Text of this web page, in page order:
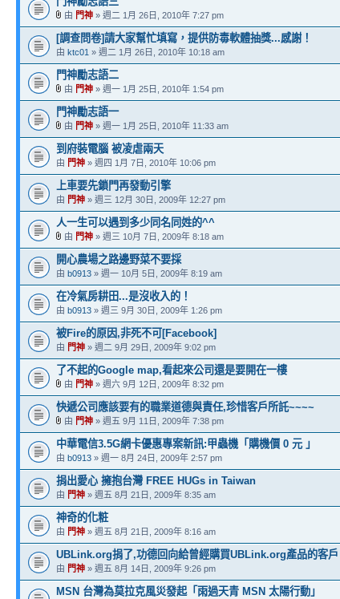
由 門神 » 週二 1月 26日, 2010年 7:27 pm
[調查問卷]請大家幫忙填寫，提供防毒軟體抽獎...感謝！
由 ktc01 » 週二 1月 26日, 2010年 10:18 am
門神勵志語二
由 門神 » 週一 1月 25日, 2010年 1:54 pm
門神勵志語一
由 門神 » 週一 1月 25日, 2010年 11:33 am
到府裝電腦 被凌虐兩天
由 門神 » 週四 1月 7日, 2010年 10:06 pm
上車要先鎖門再發動引擎
由 門神 » 週三 12月 30日, 2009年 12:27 pm
人一生可以遇到多少同名同姓的^^
由 門神 » 週三 10月 7日, 2009年 8:18 am
開心農場之路邊野菜不要採
由 b0913 » 週一 10月 5日, 2009年 8:19 am
在冷氣房耕田...是沒收入的！
由 b0913 » 週三 9月 30日, 2009年 1:26 pm
被Fire的原因,非死不可[Facebook]
由 門神 » 週二 9月 29日, 2009年 9:02 pm
了不起的Google map,看起來公司還是要開在一樓
由 門神 » 週六 9月 12日, 2009年 8:32 pm
快遞公司應該要有的職業道德與責任,珍惜客戶所託~~~~
由 門神 » 週五 9月 11日, 2009年 7:38 pm
中華電信3.5G網卡優惠專案新訊:甲蟲機「購機價 0 元 」
由 b0913 » 週一 8月 24日, 2009年 2:57 pm
捐出愛心 擁抱台灣 FREE HUGs in Taiwan
由 門神 » 週五 8月 21日, 2009年 8:35 am
神奇的化粧
由 門神 » 週五 8月 21日, 2009年 8:16 am
UBLink.org捐了,功德回向給曾經購買UBLink.org產品的客戶
由 門神 » 週五 8月 14日, 2009年 9:26 pm
MSN 台灣為莫拉克風災發起「雨過天青 MSN 太陽行動」